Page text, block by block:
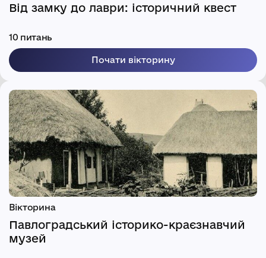
Від замку до лаври: історичний квест
10 питань
Почати вікторину
Вікторина
Павлоградський історико-краєзнавчий
музей